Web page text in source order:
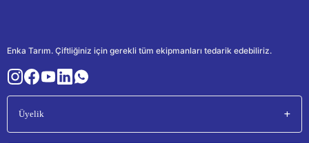
Enka Tarım. Çiftliğiniz için gerekli tüm ekipmanları tedarik edebiliriz.
Üyelik